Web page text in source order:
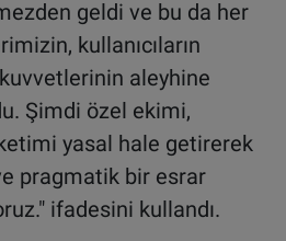
geldi ve bu da her
kullanıcıların
kuvvetlerinin aleyhine
Şimdi özel ekimi,
yasal hale getirerek
pragmatik bir esrar
ifadesini kullandı.